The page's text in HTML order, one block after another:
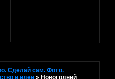
Сделай сам. Фото.
и идеи »Новогодний